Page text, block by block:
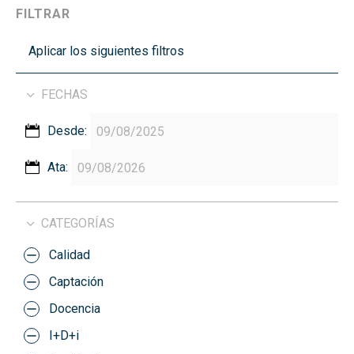
FILTRAR
Aplicar los siguientes filtros
FECHAS
Desde:
Ata:
CATEGORÍAS
Calidad
Captación
Docencia
I+D+i